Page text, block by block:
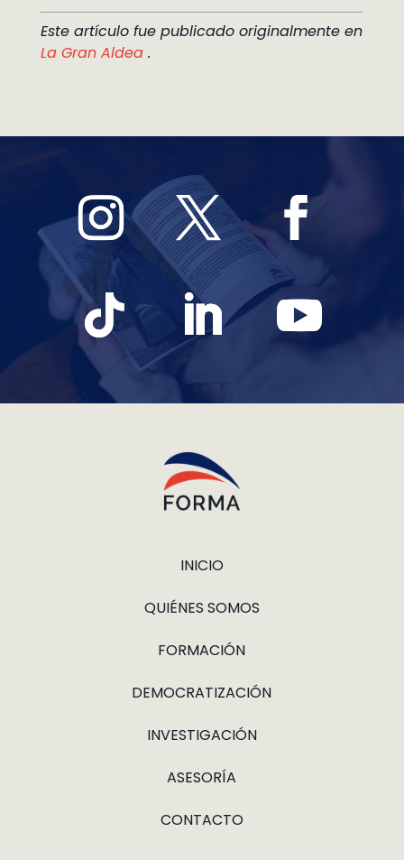
Este artículo fue publicado originalmente en
La Gran Aldea .
INICIO
QUIÉNES SOMOS
FORMACIÓN
DEMOCRATIZACIÓN
INVESTIGACIÓN
ASESORÍA
CONTACTO